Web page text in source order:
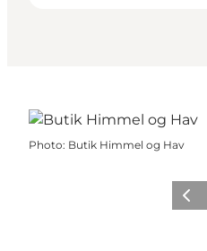
Photo: Butik Himmel og Hav